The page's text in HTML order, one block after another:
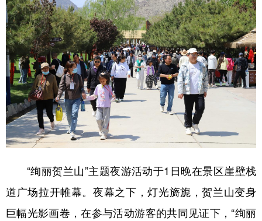
“绚丽贺兰山”主题夜游活动于1日晚在景区崖壁栈
道广场拉开帷幕。夜幕之下，灯光旖旎，贺兰山变身
巨幅光影画卷，在参与活动游客的共同见证下，“绚丽